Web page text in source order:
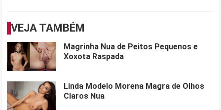
VEJA TAMBÉM
Magrinha Nua de Peitos Pequenos e
Xoxota Raspada
Linda Modelo Morena Magra de Olhos
Claros Nua